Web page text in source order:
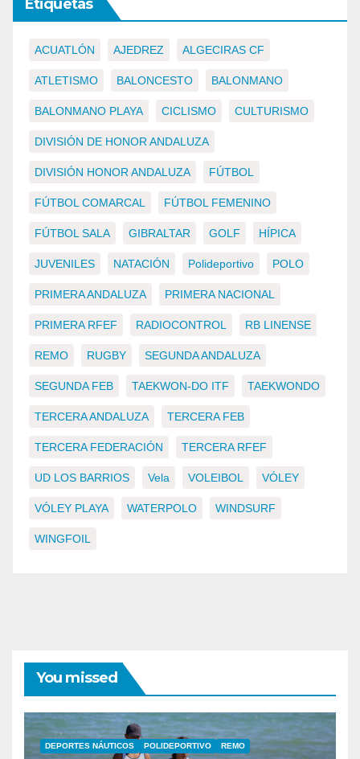
Etiquetas
ACUATLÓN AJEDREZ ALGECIRAS CF
ATLETISMO BALONCESTO BALONMANO
BALONMANO PLAYA CICLISMO CULTURISMO
DIVISIÓN DE HONOR ANDALUZA
DIVISIÓN HONOR ANDALUZA FÚTBOL
FÚTBOL COMARCAL FÚTBOL FEMENINO
FÚTBOL SALA GIBRALTAR GOLF HÍPICA
JUVENILES NATACIÓN Polideportivo POLO
PRIMERA ANDALUZA PRIMERA NACIONAL
PRIMERA RFEF RADIOCONTROL RB LINENSE
REMO RUGBY SEGUNDA ANDALUZA
SEGUNDA FEB TAEKWON-DO ITF TAEKWONDO
TERCERA ANDALUZA TERCERA FEB
TERCERA FEDERACIÓN TERCERA RFEF
UD LOS BARRIOS Vela VOLEIBOL VÓLEY
VÓLEY PLAYA WATERPOLO WINDSURF
WINGFOIL
You missed
DEPORTES NÁUTICOS POLIDEPORTIVO REMO